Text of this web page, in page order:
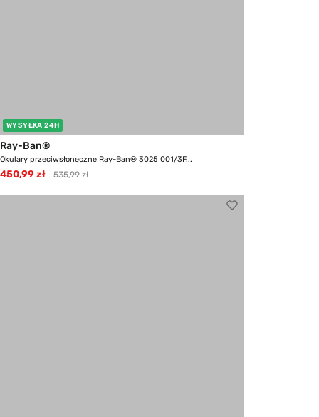
WYSYŁKA 24H
Ray-Ban®
Okulary przeciwsłoneczne Ray-Ban® 3025 001/3F...
450,99 zł 535,99 zł